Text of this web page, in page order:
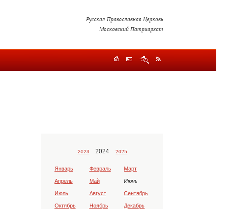
Русская Православная Церковь
Московский Патриархат
2023 2024 2025
Январь Февраль Март
Апрель Май Июнь
Июль Август Сентябрь
Октябрь Ноябрь Декабрь